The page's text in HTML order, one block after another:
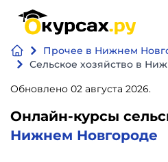
Прочее в Нижнем
Сельское хозяйство в
Обновлено 02 августа 2026.
Онлайн-курсы
Нижнем Новгороде
Нейросеть
и ИИ
Бизнес
Курсы